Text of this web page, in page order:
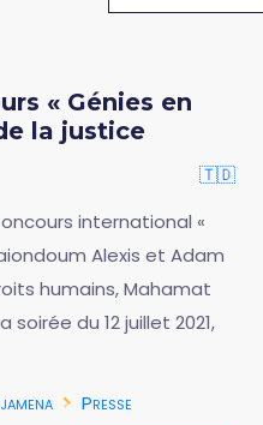
« Génies en
la justice
🇹🇩
international «
Alexis et Adam
humains, Mahamat
du 12 juillet 2021,
Presse